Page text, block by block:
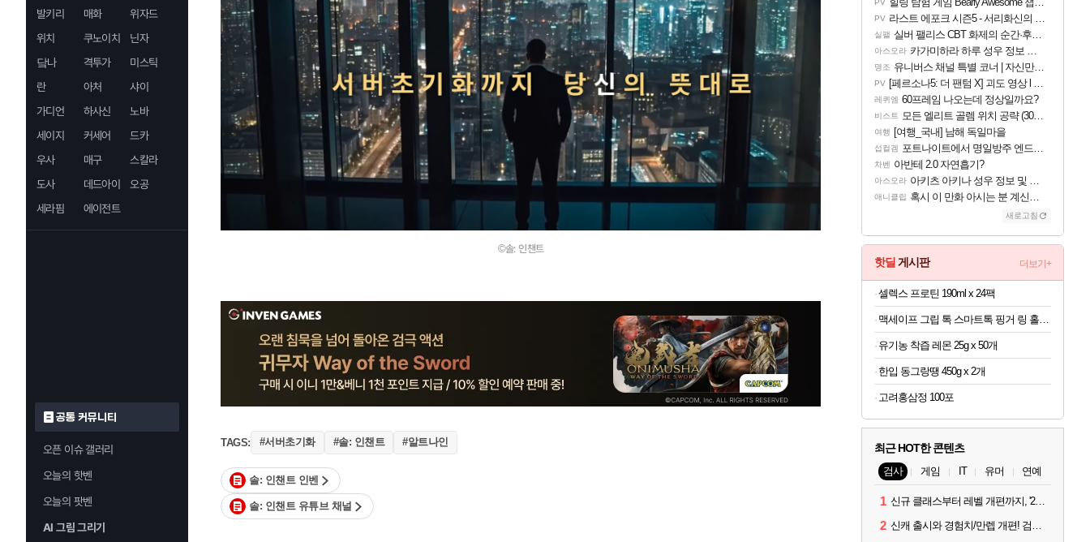
발키리
매화
위자드
위치
쿠노이치
닌자
닼나
격투가
미스틱
란
아처
샤이
가디언
하사신
노바
세이지
커세어
드카
우사
매구
스칼라
도사
데드아이
오공
세라핌
에이전트
공통 커뮤니티
오픈 이슈 갤러리
오늘의 핫벤
오늘의 팟벤
AI 그림 그리기
©솔: 인챈트
TAGS: #서버초기화 #솔: 인챈트 #알트나인
솔: 인챈트 인벤
솔: 인챈트 유튜브 채널
PV
PV 라스트 에포크 시즌5 - 서리화신의 분노 티저
실팰 실버 팰리스 CBT 화제의 순간·후기 모음
아스오라 카가미하라 하루 성우 정보 및 주요 필모
명조 유니버스 채널 특별 코너 | 자신만의 스타일
PV [페르소나5: 더 팬텀 X] 괴도 영상 l 타카마키 안·댄싱 스타
레퀴엠 60프레임 나오는데 정상일까요?
비스트 모든 엘리트 골렘 위치 공략 (30개) - 방랑 결투가
여행 [여행_국내] 남해 독일마을
섭컬겜 포트나이트에서 명일방주 엔드필드 [펠리카] 판매 예정
차벤 아반테 2.0 자연흡기?
아스오라 아키츠 아키나 성우 정보 및 주요 필모
애니클립 혹시 이 만화 아시는 분 계신가요
새로고침
핫딜 게시판 더보기+
셀렉스 프로틴 190ml x 24팩
유기농 착즙 레몬 25g x 50개
한입 동그랑땡 450g x 2개
고려홍삼정 100포
최근 HOT한 콘텐츠
검사 게임 IT 유머 연예
1 신규 클래스부터 레벨 개편까지, '2026 검은사막 하이델 연회' 총정리
2 신캐 출시와 경험치/만렙 개편! 검사 2026 하이델 연회 모아보기